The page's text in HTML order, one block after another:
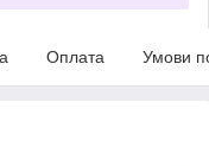
Оплата Умови